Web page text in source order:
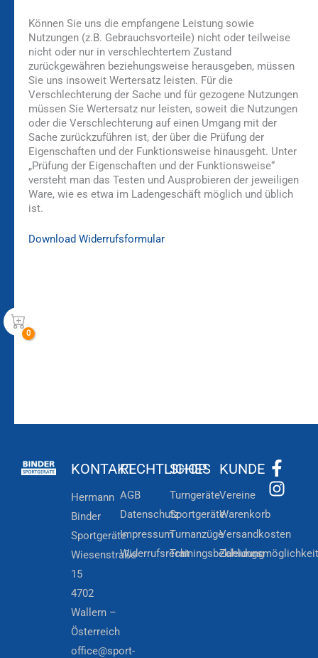
Können Sie uns die empfangene Leistung sowie
Nutzungen (z.B. Gebrauchsvorteile) nicht oder teilweise
nicht oder nur in verschlechtertem Zustand
zurückgewähren beziehungsweise herausgeben, müssen
Sie uns insoweit Wertersatz leisten. Für die
Verschlechterung der Sache und für gezogene Nutzungen
müssen Sie Wertersatz nur leisten, soweit die Nutzungen
oder die Verschlechterung auf einen Umgang mit der
Sache zurückzuführen ist, der über die Prüfung der
Eigenschaften und der Funktionsweise hinausgeht. Unter
„Prüfung der Eigenschaften und der Funktionsweise“
versteht man das Testen und Ausprobieren der jeweiligen
Ware, wie es etwa im Ladengeschäft möglich und üblich
ist.
Download Widerrufsformular
KONTAKT
Hermann
Binder
Sportgeräte
Wiesenstraße
15
4702
Wallern –
Österreich
office@sport-
RECHTLICHES
AGB
Datenschutz
Impressum
Widerrufsrecht
SHOP
Turngeräte
Sportgeräte
Turnanzüge
Trainingsbekleidung
KUNDE
Vereine
Warenkorb
Versandkosten